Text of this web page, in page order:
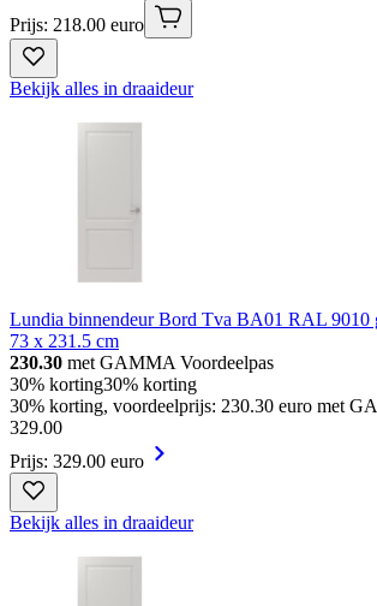
Prijs: 218.00 euro
Bekijk alles in draaideur
Lundia binnendeur Bord Tva BA01 RAL 9010
73 x 231.5 cm
230.30 met GAMMA Voordeelpas
30% korting30% korting
30% korting, voordeelprijs: 230.30 euro met
329.00
Prijs: 329.00 euro
Bekijk alles in draaideur